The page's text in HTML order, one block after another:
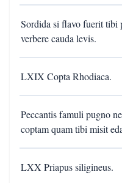
Sordida si flavo fuerit tibi
verbere cauda levis.
LXIX Copta Rhodiaca.
Peccantis famuli pugno
coptam quam tibi misit
LXX Priapus siligineus.